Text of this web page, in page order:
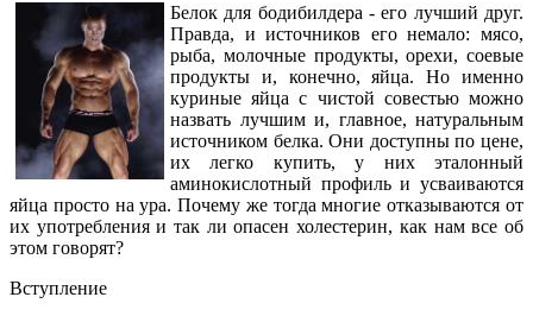
Белок для бодибилдера - его лучший друг.
Правда, и источников его немало: мясо,
рыба, молочные продукты, орехи, соевые
продукты и, конечно, яйца. Но именно
куриные яйца с чистой совестью можно
назвать лучшим и, главное, натуральным
источником белка. Они доступны по цене,
их легко купить, у них эталонный
аминокислотный профиль и усваиваются
яйца просто на ура. Почему же тогда многие отказываются от
их употребления и так ли опасен холестерин, как нам все об
этом говорят?
Вступление